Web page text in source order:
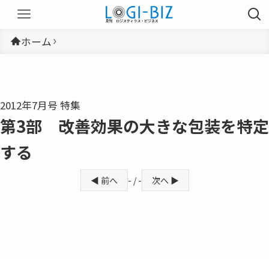
ホーム
2012年7月号 特集
第3部 改善効果の大きな包装を特定
する
◀ 前へ - / - 次へ ▶